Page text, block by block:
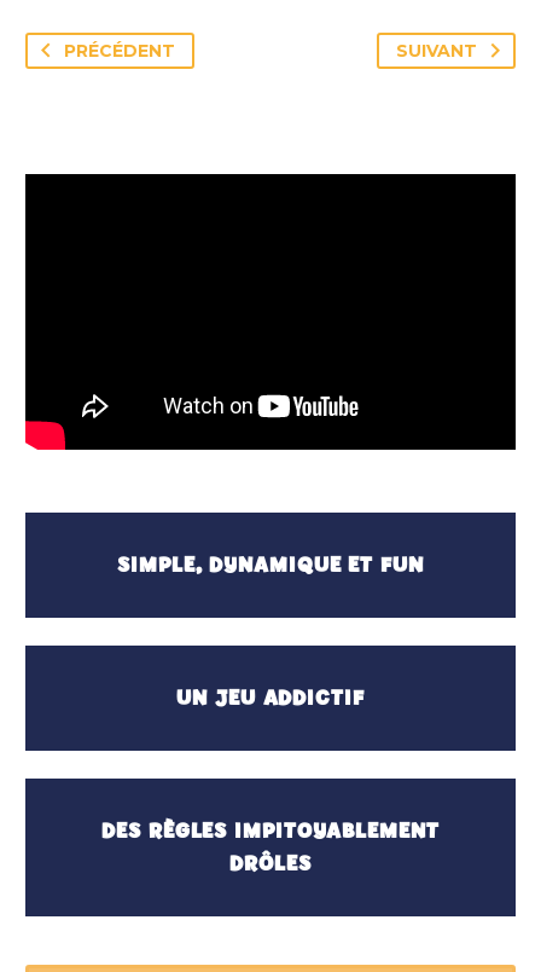
PRÉCÉDENT SUIVANT
SIMPLE, DYNAMIQUE ET FUN
UN JEU ADDICTIF
DES RÈGLES IMPITOYABLEMENT
DRÔLES